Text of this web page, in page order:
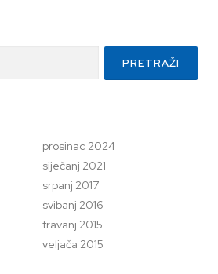
prosinac 2024
siječanj 2021
srpanj 2017
svibanj 2016
travanj 2015
veljača 2015